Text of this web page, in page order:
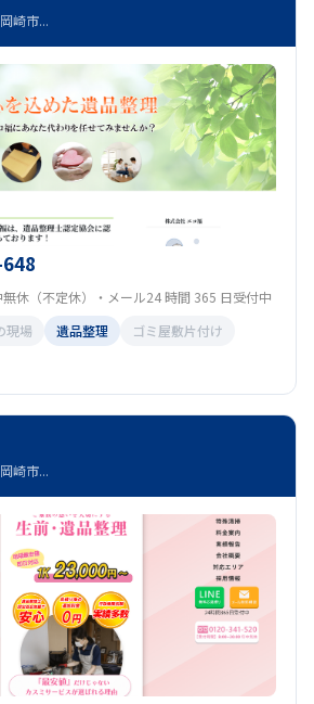
崎市...
休（不定休）・メール24 時間 365 日受付中
現場 遺品整理
ゴミ屋敷片付け
崎市...